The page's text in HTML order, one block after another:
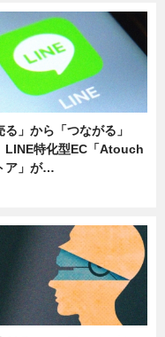
る」から「つながる」
LINE特化型EC「Atouch
ア」が…